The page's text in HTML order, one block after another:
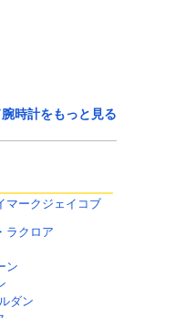
時計をもっと見る
マークジェイコブ
ラクロア
ン
ダン